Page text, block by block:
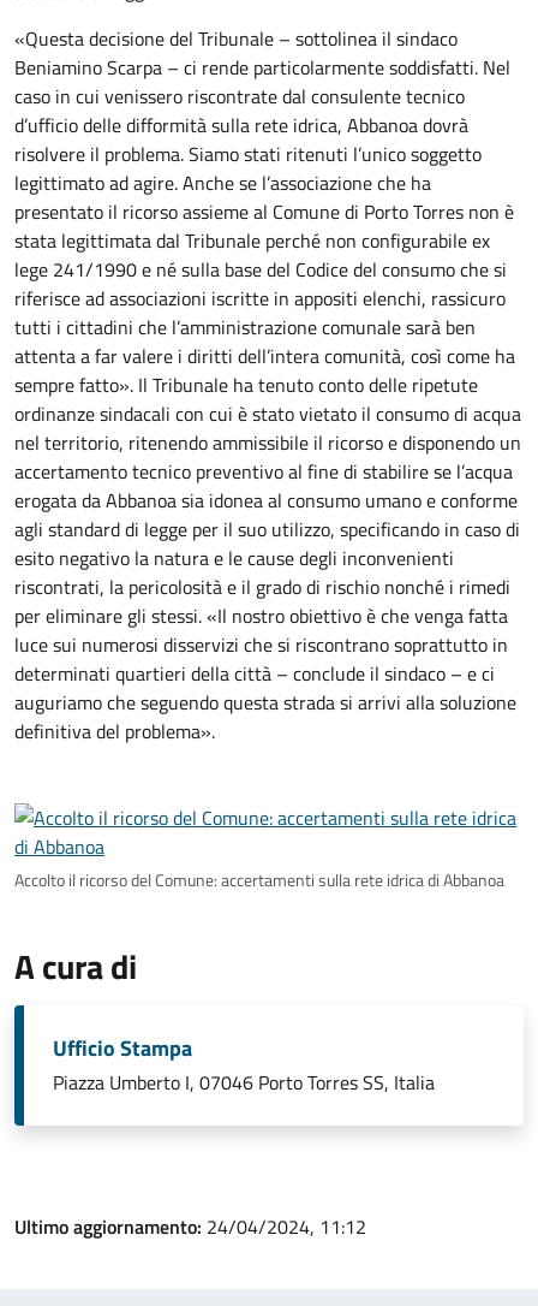
«Questa decisione del Tribunale – sottolinea il sindaco
Beniamino Scarpa – ci rende particolarmente soddisfatti. Nel
caso in cui venissero riscontrate dal consulente tecnico
d’ufficio delle difformità sulla rete idrica, Abbanoa dovrà
risolvere il problema. Siamo stati ritenuti l’unico soggetto
legittimato ad agire. Anche se l’associazione che ha
presentato il ricorso assieme al Comune di Porto Torres non è
stata legittimata dal Tribunale perché non configurabile ex
lege 241/1990 e né sulla base del Codice del consumo che si
riferisce ad associazioni iscritte in appositi elenchi, rassicuro
tutti i cittadini che l’amministrazione comunale sarà ben
attenta a far valere i diritti dell’intera comunità, così come ha
sempre fatto». Il Tribunale ha tenuto conto delle ripetute
ordinanze sindacali con cui è stato vietato il consumo di acqua
nel territorio, ritenendo ammissibile il ricorso e disponendo un
accertamento tecnico preventivo al fine di stabilire se l’acqua
erogata da Abbanoa sia idonea al consumo umano e conforme
agli standard di legge per il suo utilizzo, specificando in caso di
esito negativo la natura e le cause degli inconvenienti
riscontrati, la pericolosità e il grado di rischio nonché i rimedi
per eliminare gli stessi. «Il nostro obiettivo è che venga fatta
luce sui numerosi disservizi che si riscontrano soprattutto in
determinati quartieri della città – conclude il sindaco – e ci
auguriamo che seguendo questa strada si arrivi alla soluzione
definitiva del problema».
Accolto il ricorso del Comune: accertamenti sulla rete idrica di Abbanoa
A cura di
Ufficio Stampa
Piazza Umberto I, 07046 Porto Torres SS, Italia
Ultimo aggiornamento: 24/04/2024, 11:12